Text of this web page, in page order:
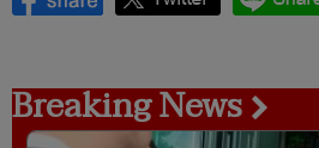
Breaking News